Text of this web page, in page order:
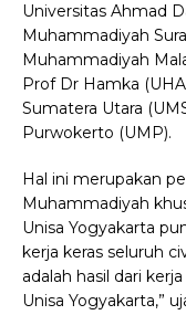
Universitas Ahmad
Muhammadiyah
Muhammadiyah
Prof Dr Hamka
Sumatera Utara
Purwokerto (UMP).
Hal ini merupakan
Muhammadiyah
Unisa Yogyakarta
kerja keras seluruh
adalah hasil dari
Unisa Yogyakarta,”